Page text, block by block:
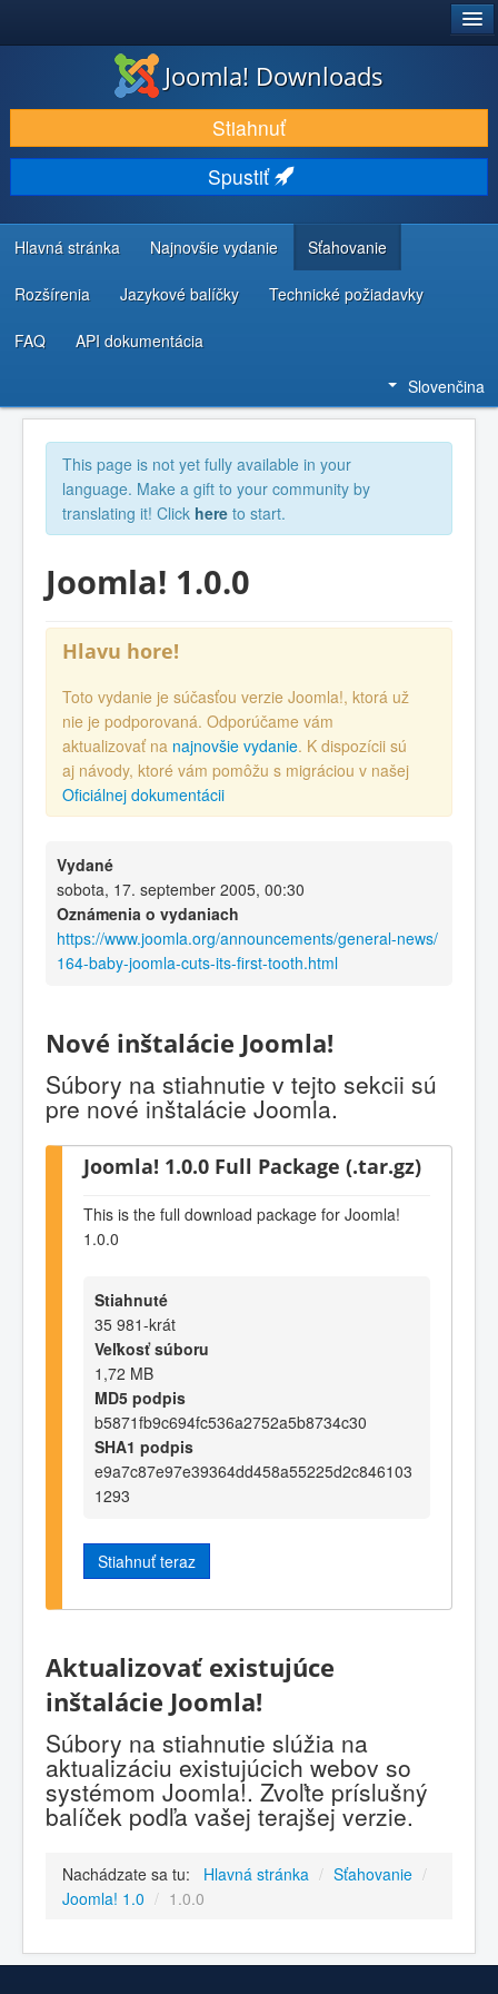
STIAHNUŤ & ROZŠÍRIŤ
OBJAVUJTE & UČTE SA
KOMUNITA & PODPORA
ZDROJE INFORMÁCIÍ PRE VÝVOJÁROV
Joomla! Downloads
Stiahnuť
Spustiť
Hlavná stránka Najnovšie vydanie Sťahovanie
Rozšírenia Jazykové balíčky Technické požiadavky
FAQ API dokumentácia
Slovenčina
This page is not yet fully available in your
language. Make a gift to your community by
translating it! Click here to start.
Joomla! 1.0.0
Hlavu hore!
Toto vydanie je súčasťou verzie Joomla!, ktorá už
nie je podporovaná. Odporúčame vám
aktualizovať na najnovšie vydanie. K dispozícii sú
aj návody, ktoré vám pomôžu s migráciou v našej
Oficiálnej dokumentácii
Vydané
sobota, 17. september 2005, 00:30
Oznámenia o vydaniach
https://www.joomla.org/announcements/general-news/
164-baby-joomla-cuts-its-first-tooth.html
Nové inštalácie Joomla!
Súbory na stiahnutie v tejto sekcii sú
pre nové inštalácie Joomla.
Joomla! 1.0.0 Full Package (.tar.gz)
This is the full download package for Joomla!
1.0.0
Stiahnuté
35 981-krát
Veľkosť súboru
1,72 MB
MD5 podpis
b5871fb9c694fc536a2752a5b8734c30
SHA1 podpis
e9a7c87e97e39364dd458a55225d2c846103
1293
Stiahnuť teraz
Aktualizovať existujúce
inštalácie Joomla!
Súbory na stiahnutie slúžia na
aktualizáciu existujúcich webov so
systémom Joomla!. Zvoľte príslušný
balíček podľa vašej terajšej verzie.
Nachádzate sa tu: Hlavná stránka / Sťahovanie /
Joomla! 1.0 / 1.0.0